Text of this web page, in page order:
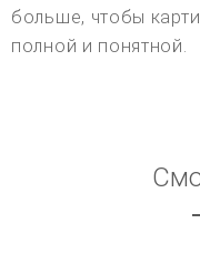
больше, чтобы
полной и понятной.